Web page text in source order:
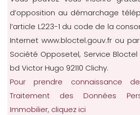
d’opposition au démarchage
l’article L223-1 du code de la
Internet www.bloctel.gouv.fr ou
Société Opposetel, Service
bd Victor Hugo 92110 Clichy.
Pour prendre connaissance
Traitement des Données
Immobilier, cliquez ici